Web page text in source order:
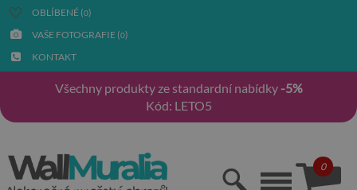
OBLÍBENÉ (0)
VAŠE FOTOGRAFIE (0)
KONTAKT
Všechny produkty ze standardní nabídky -5%
Kód: LETO5
0